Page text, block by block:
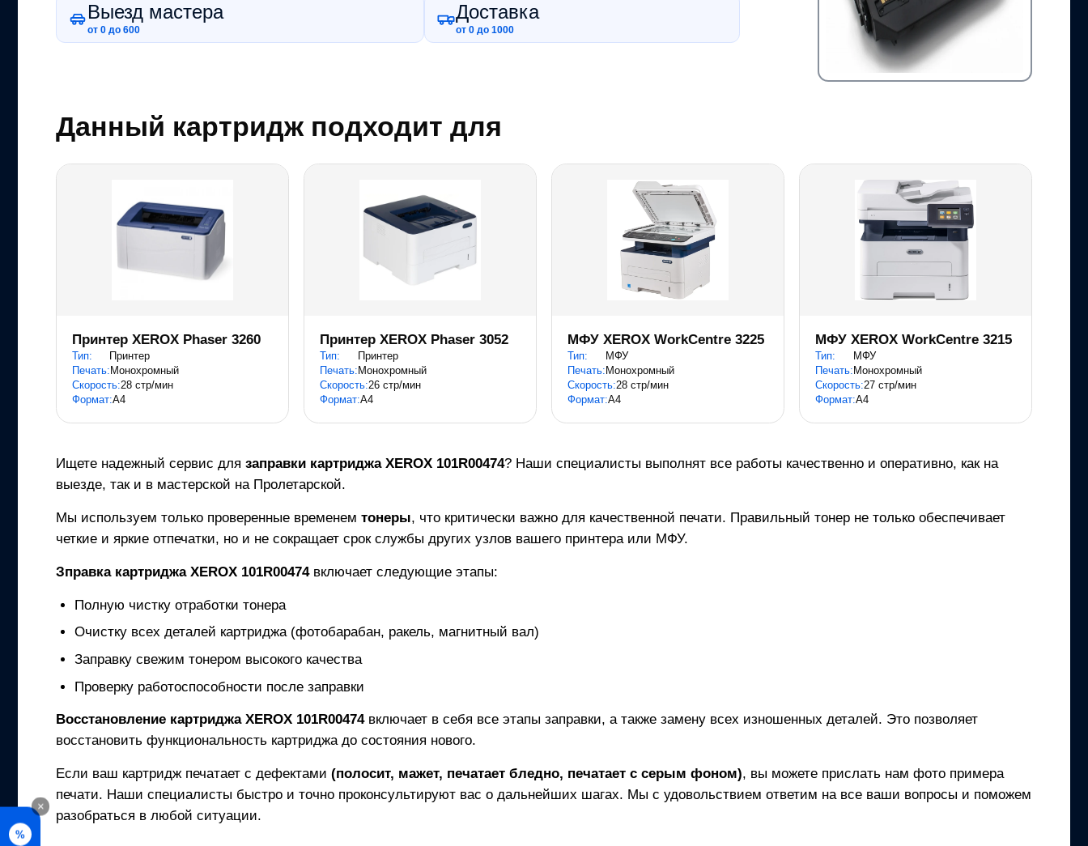
×
%
Выезд мастера
от 0 до 600
Доставка
от 0 до 1000
Данный картридж подходит для
Принтер XEROX Phaser 3260
Тип:
Принтер
Печать: Монохромный
Скорость:28 стр/мин
Формат:A4
Принтер XEROX Phaser 3052
Тип:
Принтер
Печать: Монохромный
Скорость:26 стр/мин
Формат:A4
МФУ XEROX WorkCentre 3225
Тип:
МФУ
Печать: Монохромный
Скорость:28 стр/мин
Формат:A4
МФУ XEROX WorkCentre 3215
Тип:
МФУ
Печать: Монохромный
Скорость:27 стр/мин
Формат:A4
Ищете надежный сервис для заправки картриджаXEROX 101R00474? Наши специалисты выполнят все работы качественно и оперативно, как на
выезде, так и в мастерской на Пролетарской.
Мы используем только проверенные временем тонеры, что критически важно для качественной печати. Правильный тонер не только обеспечивает
четкие и яркие отпечатки, но и не сокращает срок службы других узлов вашего принтера или МФУ.
Зправка картриджаXEROX 101R00474 включает следующие этапы:
Полную чистку отработки тонера
Очистку всех деталей картриджа (фотобарабан, ракель, магнитный вал)
Заправку свежим тонером высокого качества
Проверку работоспособности после заправки
Восстановление картриджаXEROX 101R00474 включает в себя все этапы заправки, а также замену всех изношенных деталей. Это позволяет
восстановить функциональность картриджа до состояния нового.
Если ваш картридж печатает с дефектами (полосит, мажет, печатает бледно, печатает с серым фоном), вы можете прислать нам фото примера
печати. Наши специалисты быстро и точно проконсультируют вас о дальнейших шагах. Мы с удовольствием ответим на все ваши вопросы и поможем
разобраться в любой ситуации.